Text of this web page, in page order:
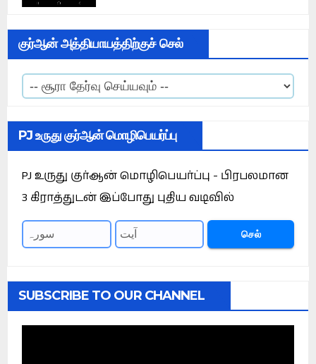
குர்ஆன் அத்தியாயத்திற்குச் செல்
PJ உருது குர்ஆன் மொழிபெயர்ப்பு
PJ உருது குர்ஆன் மொழிபெயர்ப்பு - பிரபலமான
3 கிராத்துடன் இப்போது புதிய வடிவில்
செல்
SUBSCRIBE TO OUR CHANNEL